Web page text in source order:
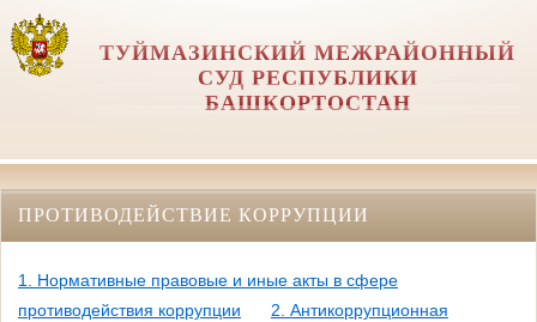
ТУЙМАЗИНСКИЙ МЕЖРАЙОННЫЙ
СУД РЕСПУБЛИКИ
БАШКОРТОСТАН
ПРОТИВОДЕЙСТВИЕ КОРРУПЦИИ
1. Нормативные правовые и иные акты в сфере
противодействия коррупции
2. Антикоррупционная